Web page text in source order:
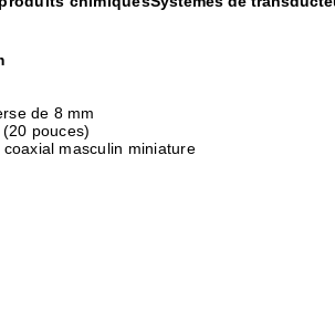
de 8 mm
pouces)
masculin miniature